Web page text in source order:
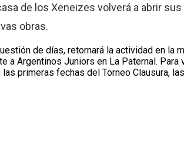
de los Xeneizes volverá a abrir
obras.
de días, retornará la actividad en la
a Argentinos Juniors en La Paternal.
las primeras fechas del Torneo Clausura,